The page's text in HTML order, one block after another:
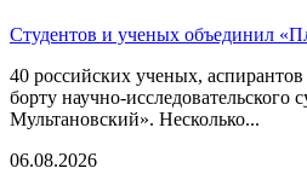
Студентов и ученых объединил
40 российских ученых,
борту научно-исследовательского
Мультановский». Несколько...
06.08.2026